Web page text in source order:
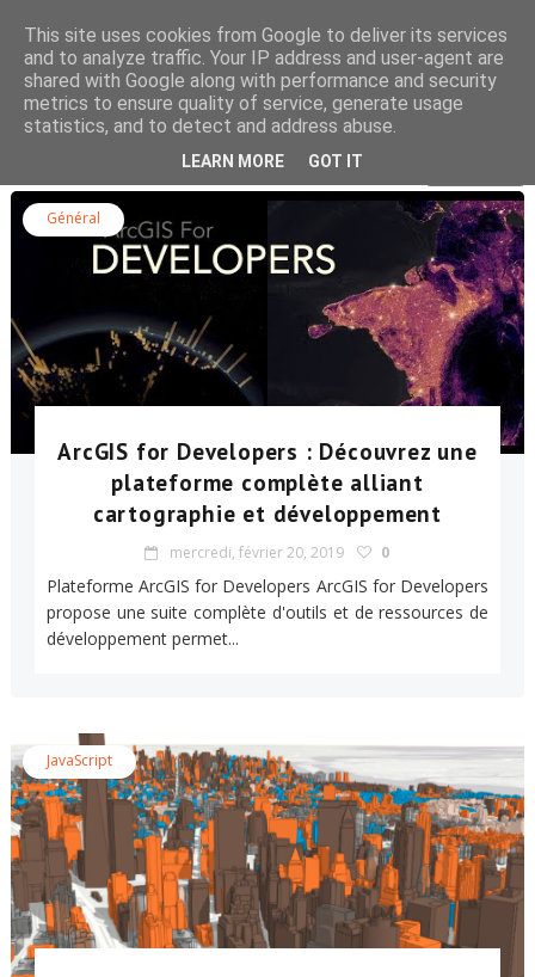
Rechercher dans le blog
Général
ArcGIS for Developers : Découvrez une
plateforme complète alliant
cartographie et développement
mercredi, février 20, 2019 0
Plateforme ArcGIS for Developers ArcGIS for Developers
propose une suite complète d'outils et de ressources de
développement permet...
JavaScript
This site uses cookies from Google to deliver its services
and to analyze traffic. Your IP address and user-agent are
shared with Google along with performance and security
metrics to ensure quality of service, generate usage
statistics, and to detect and address abuse.
LEARN MORE GOT IT